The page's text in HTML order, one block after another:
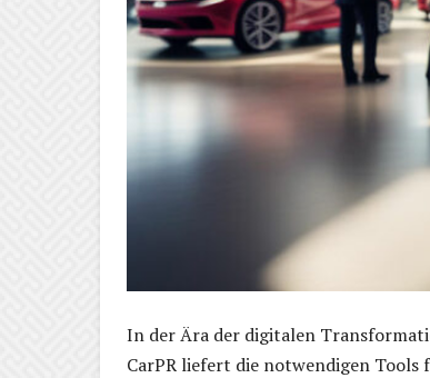
In der Ära der digitalen
CarPR liefert die notwendigen